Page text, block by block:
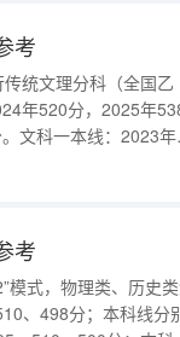
考
统文理分科（全国乙
年520分，2025年
文科一本线：2023年
：472、472、496分
考
模式，物理类、历史
、498分；本科线分